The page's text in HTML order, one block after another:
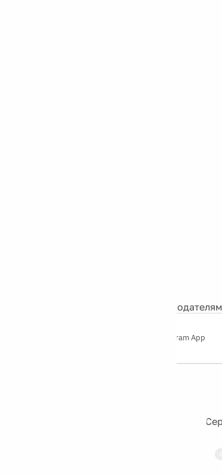
Рекламодателям
Telegram App